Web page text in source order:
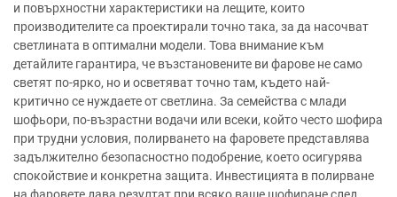
и повърхностни характеристики на лещите, които
производителите са проектирали точно така, за да насочват
светлината в оптимални модели. Това внимание към
детайлите гарантира, че възстановените ви фарове не само
светят по-ярко, но и осветяват точно там, където най-
критично се нуждаете от светлина. За семейства с млади
шофьори, по-възрастни водачи или всеки, който често шофира
при трудни условия, полирването на фаровете представлява
задължително безопасностно подобрение, което осигурява
спокойствие и конкретна защита. Инвестицията в полирване